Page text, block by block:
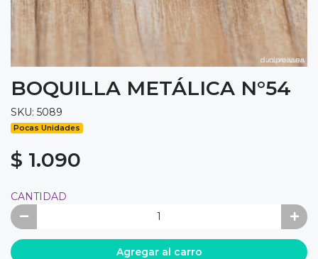
BOQUILLA METÁLICA N°54
SKU: 5089
Pocas Unidades
$ 1.090
CANTIDAD
Agregar al carro